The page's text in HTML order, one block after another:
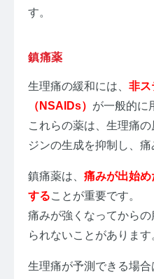
す。
鎮痛薬
生理痛の緩和には、 非ス
（NSAIDs） が一般的に
これらの薬は、生理痛
ジンの生成を抑制し、痛
鎮痛薬は、 痛みが出始め
することが重要です。
痛みが強くなってから
られないことがあります
生理痛が予測できる場